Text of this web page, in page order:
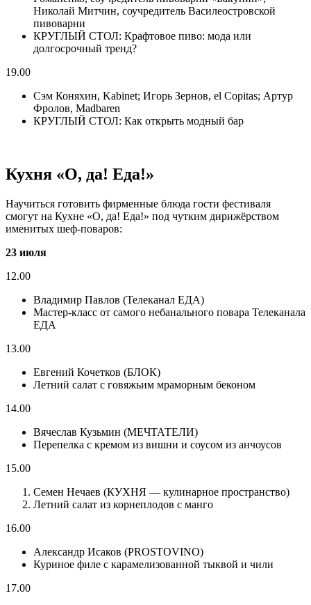
Николай Митчин, соучредитель Василеостровской
пивоварни
КРУГЛЫЙ СТОЛ: Крафтовое пиво: мода или
долгосрочный тренд?
19.00
Сэм Коняхин, Kabinet; Игорь Зернов, el Copitas; Артур
Фролов, Madbaren
КРУГЛЫЙ СТОЛ: Как открыть модный бар
Кухня «О, да! Еда!»
Научиться готовить фирменные блюда гости фестиваля
смогут на Кухне «О, да! Еда!» под чутким дирижёрством
именитых шеф-поваров:
23 июля
12.00
Владимир Павлов (Телеканал ЕДА)
Мастер-класс от самого небанального повара Телеканала
ЕДА
13.00
Евгений Кочетков (БЛОК)
Летний салат с говяжьим мраморным беконом
14.00
Вячеслав Кузьмин (МЕЧТАТЕЛИ)
Перепелка с кремом из вишни и соусом из анчоусов
15.00
Семен Нечаев (КУХНЯ — кулинарное пространство)
Летний салат из корнеплодов с манго
16.00
Александр Исаков (PROSTOVINO)
Куриное филе с карамелизованной тыквой и чили
17.00